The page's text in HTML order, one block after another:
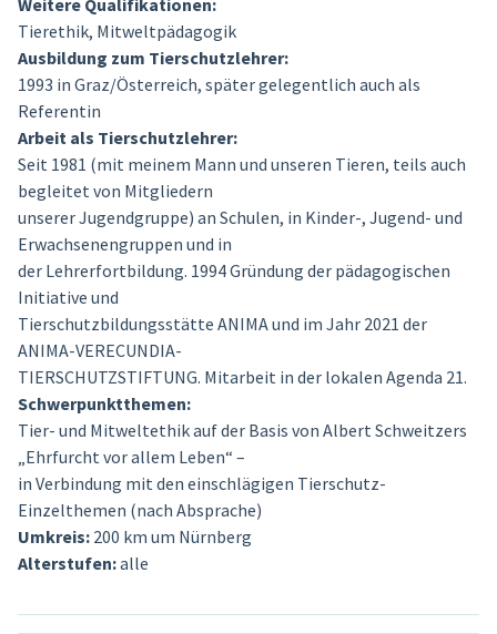
Weitere Qualifikationen:
Tierethik, Mitweltpädagogik
Ausbildung zum Tierschutzlehrer:
1993 in Graz/Österreich, später gelegentlich auch als
Referentin
Arbeit als Tierschutzlehrer:
Seit 1981 (mit meinem Mann und unseren Tieren, teils auch
begleitet von Mitgliedern
unserer Jugendgruppe) an Schulen, in Kinder-, Jugend- und
Erwachsenengruppen und in
der Lehrerfortbildung. 1994 Gründung der pädagogischen
Initiative und
Tierschutzbildungsstätte ANIMA und im Jahr 2021 der
ANIMA-VERECUNDIA-
TIERSCHUTZSTIFTUNG. Mitarbeit in der lokalen Agenda 21.
Schwerpunktthemen:
Tier- und Mitweltethik auf der Basis von Albert Schweitzers
„Ehrfurcht vor allem Leben“ –
in Verbindung mit den einschlägigen Tierschutz-
Einzelthemen (nach Absprache)
Umkreis: 200 km um Nürnberg
Alterstufen:alle